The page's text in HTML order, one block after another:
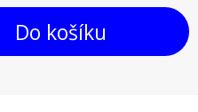
Do košíku